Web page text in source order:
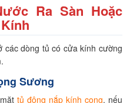
Ra Sàn Hoặc
các dòng tủ có cửa kính cường
Sương
tủ đông nắp kính cong, nếu